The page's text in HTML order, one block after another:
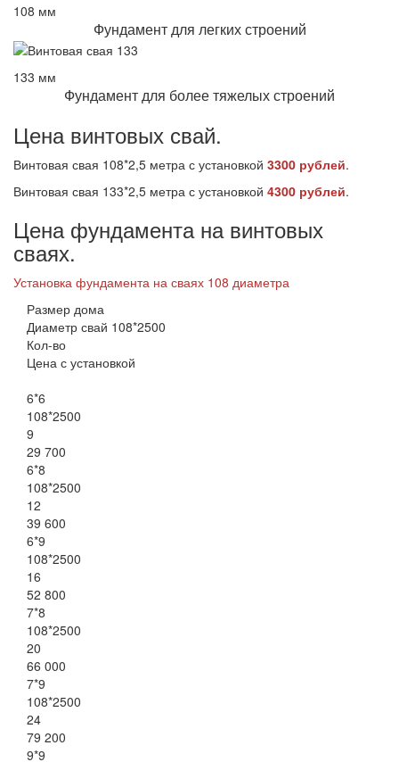
108 мм
Фундамент для легких строений
133 мм
Фундамент для более тяжелых строений
Цена винтовых свай.
Винтовая свая 108*2,5 метра с установкой 3300 рублей.
Винтовая свая 133*2,5 метра с установкой 4300 рублей.
Цена фундамента на винтовых
сваях.
Установка фундамента на сваях 108 диаметра
Размер дома
Диаметр свай 108*2500
Кол-во
Цена с установкой
6*6
108*2500
9
29 700
6*8
108*2500
12
39 600
6*9
108*2500
16
52 800
7*8
108*2500
20
66 000
7*9
108*2500
24
79 200
9*9